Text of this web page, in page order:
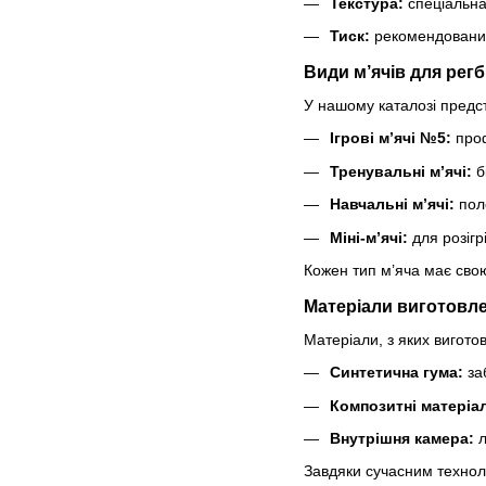
Тиск:
Види м’ячів для
У нашому каталозі
Ігрові м’ячі №5:
Тренувальні м’ячі:
Навчальні м’ячі:
Міні-м’ячі: для
Кожен тип м’яча має
Матеріали
Матеріали, з яких
Синтетична гума:
Композитні
Внутрішня камера:
Завдяки сучасним